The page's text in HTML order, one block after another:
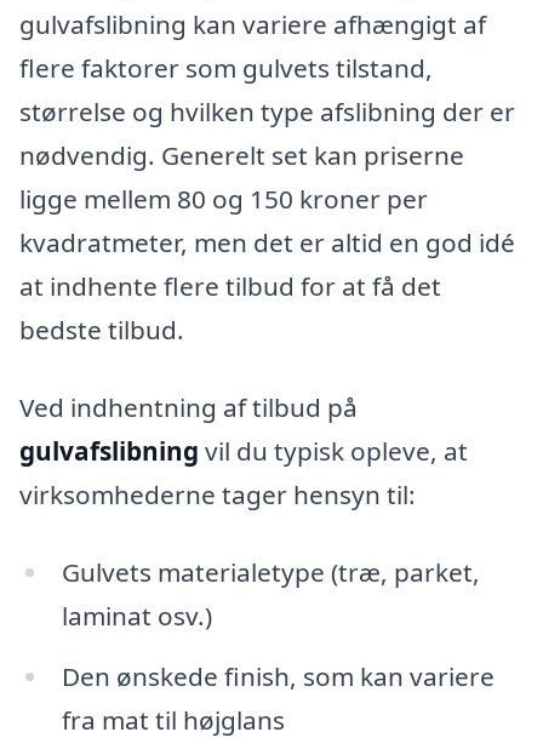
gulvafslibning kan variere afhængigt af
flere faktorer som gulvets tilstand,
størrelse og hvilken type afslibning der er
nødvendig. Generelt set kan priserne
ligge mellem 80 og 150 kroner per
kvadratmeter, men det er altid en god idé
at indhente flere tilbud for at få det
bedste tilbud.
Ved indhentning af tilbud på
gulvafslibning vil du typisk opleve, at
virksomhederne tager hensyn til:
Gulvets materialetype (træ, parket,
laminat osv.)
Den ønskede finish, som kan variere
fra mat til højglans